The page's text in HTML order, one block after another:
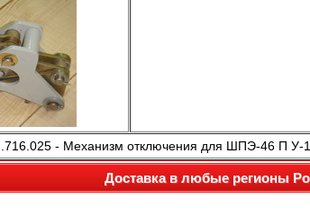
- Механизм отключения для ШПЭ-46 П У-
Доставка в любые регионы